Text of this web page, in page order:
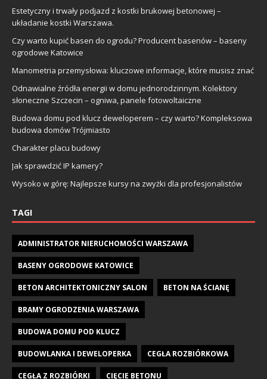
Estetyczny i trwały podjazd z kostki brukowej betonowej –
układanie kostki Warszawa.
Czy warto kupić basen do ogrodu? Producent basenów – baseny
ogrodowe Katowice
Manometria przemysłowa: kluczowe informacje, które musisz znać
Odnawialne źródła energii w domu jednorodzinnym. Kolektory
słoneczne Szczecin – ogniwa, panele fotowoltaiczne
Budowa domu pod klucz deweloperem – czy warto? Kompleksowa
budowa domów Trójmiasto
Charakter placu budowy
Jak sprawdzić IP kamery?
Wysoko w górę: Najlepsze kursy na zwyżki dla profesjonalistów
TAGI
ADMINISTRATOR NIERUCHOMOŚCI WARSZAWA
BASENY OGRODOWE KATOWICE
BETON ARCHITEKTONICZNY SALON BETON NA ŚCIANĘ
BRAMY OGRODZENIA WARSZAWA
BUDOWA DOMU POD KLUCZ
BUDOWLANKA I DEWELOPERKA CEGŁA ROZBIÓRKOWA
CEGŁA Z ROZBIÓRKI CIĘCIE BETONU